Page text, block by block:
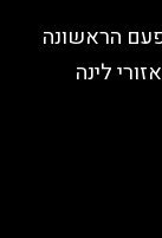
הראשונה
לינה